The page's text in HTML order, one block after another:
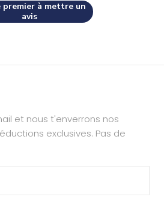
premier à mettre un
avis
et nous t'enverrons nos
exclusives. Pas de